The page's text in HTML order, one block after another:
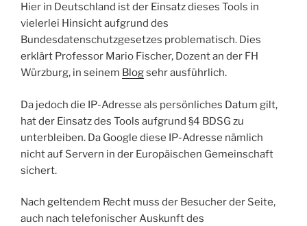
Hier in Deutschland ist der Einsatz dieses Tools in
vielerlei Hinsicht aufgrund des
Bundesdatenschutzgesetzes problematisch. Dies
erklärt Professor Mario Fischer, Dozent an der FH
Würzburg, in seinem Blogsehr ausführlich.
Da jedoch die IP-Adresse als persönliches Datum gilt,
hat der Einsatz des Tools aufgrund §4 BDSG zu
unterbleiben. Da Google diese IP-Adresse nämlich
nicht auf Servern in der Europäischen Gemeinschaft
sichert.
Nach geltendem Recht muss der Besucher der Seite,
auch nach telefonischer Auskunft des